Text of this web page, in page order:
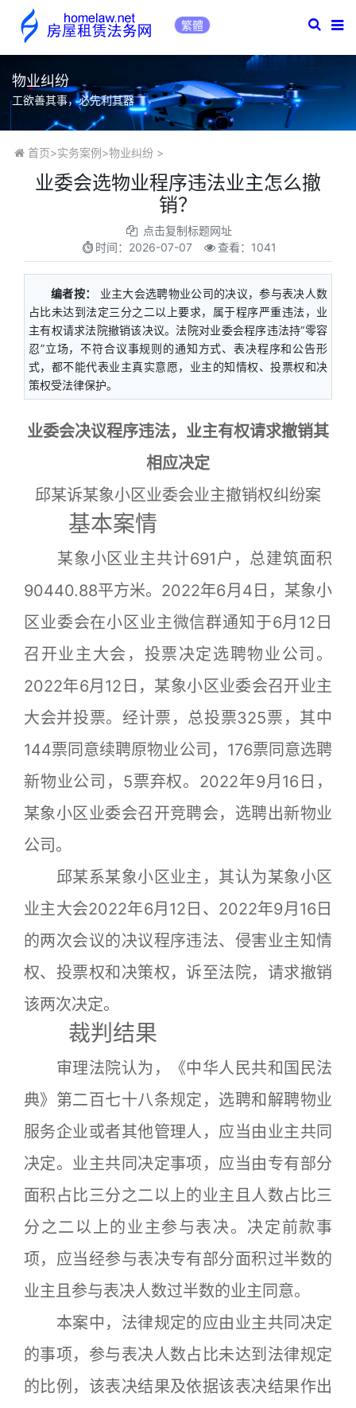
繁體
物业纠纷
工欲善其事，必先利其器
首页>实务案例 >物业纠纷>
业委会选物业程序违法业主怎么撤
销？
点击复制标题网址
时间： 2026-07-07 查看：1041
编者按：
业主大会选聘物业公司的决议，参与表决人数
占比未达到法定三分之二以上要求，属于程序严重违法，业
主有权请求法院撤销该决议。法院对业委会程序违法持“零容
忍”立场，不符合议事规则的通知方式、表决程序和公告形
式，都不能代表业主真实意愿，业主的知情权、投票权和决
策权受法律保护。
业委会决议程序违法，业主有权请求撤销其
相应决定
邱某诉某象小区业委会业主撤销权纠纷案
基本案情
某象小区业主共计691户，总建筑面积
90440.88平方米。2022年6月4日，某象小
区业委会在小区业主微信群通知于6月12日
召开业主大会，投票决定选聘物业公司。
2022年6月12日，某象小区业委会召开业主
大会并投票。经计票，总投票325票，其中
144票同意续聘原物业公司，176票同意选聘
新物业公司，5票弃权。2022年9月16日，
某象小区业委会召开竞聘会，选聘出新物业
公司。
邱某系某象小区业主，其认为某象小区
业主大会2022年6月12日、2022年9月16日
的两次会议的决议程序违法、侵害业主知情
权、投票权和决策权，诉至法院，请求撤销
该两次决定。
裁判结果
审理法院认为，《中华人民共和国民法
典》第二百七十八条规定，选聘和解聘物业
服务企业或者其他管理人，应当由业主共同
决定。业主共同决定事项，应当由专有部分
面积占比三分之二以上的业主且人数占比三
分之二以上的业主参与表决。决定前款事
项，应当经参与表决专有部分面积过半数的
业主且参与表决人数过半数的业主同意。
本案中，法律规定的应由业主共同决定
的事项，参与表决人数占比未达到法律规定
的比例，该表决结果及依据该表决结果作出